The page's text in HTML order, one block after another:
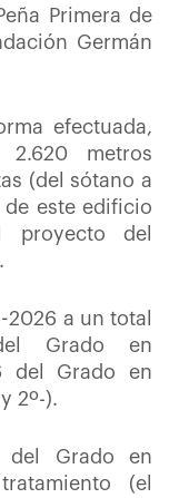
Primera de
Germán
efectuada,
metros
(del sótano a
este edificio
del
2026 a un total
Grado en
del Grado en
2º-).
del Grado en
(el